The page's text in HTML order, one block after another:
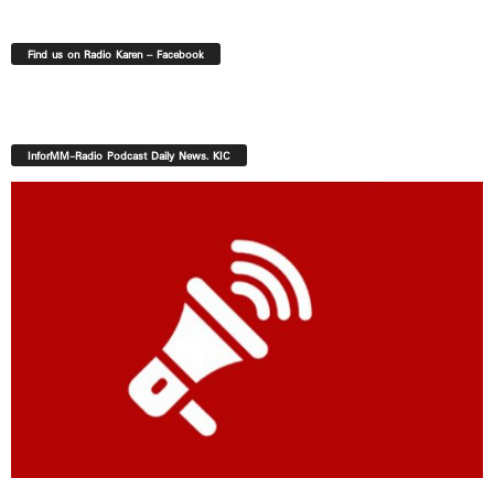
Find us on Radio Karen – Facebook
InforMM-Radio Podcast Daily News. KIC